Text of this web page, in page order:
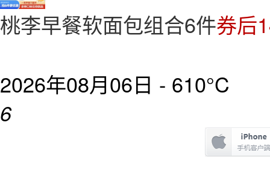
桃李早餐软面包组合6件券后
2026年08月06日 - 610°C
6